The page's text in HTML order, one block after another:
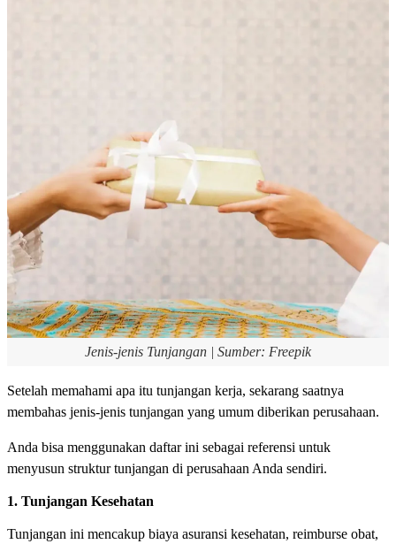
Jenis-jenis Tunjangan | Sumber: Freepik
Setelah memahami apa itu tunjangan kerja, sekarang saatnya
membahas jenis-jenis tunjangan yang umum diberikan perusahaan.
Anda bisa menggunakan daftar ini sebagai referensi untuk
menyusun struktur tunjangan di perusahaan Anda sendiri.
1. Tunjangan Kesehatan
Tunjangan ini mencakup biaya asuransi kesehatan, reimburse obat,